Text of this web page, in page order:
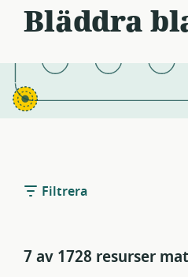
Bläddra
Filtrera
7 av 1728 resurser